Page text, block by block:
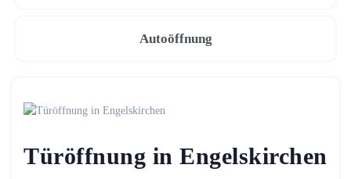
Autoöffnung
Türöffnung in Engelskirchen